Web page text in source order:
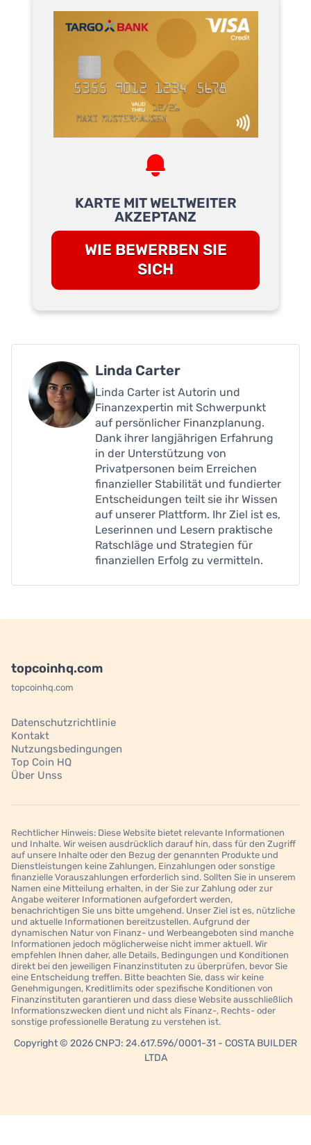
KARTE MIT WELTWEITER
AKZEPTANZ
WIE BEWERBEN SIE
SICH
Linda Carter
Linda Carter ist Autorin und
Finanzexpertin mit Schwerpunkt
auf persönlicher Finanzplanung.
Dank ihrer langjährigen Erfahrung
in der Unterstützung von
Privatpersonen beim Erreichen
finanzieller Stabilität und fundierter
Entscheidungen teilt sie ihr Wissen
auf unserer Plattform. Ihr Ziel ist es,
Leserinnen und Lesern praktische
Ratschläge und Strategien für
finanziellen Erfolg zu vermitteln.
topcoinhq.com
topcoinhq.com
Datenschutzrichtlinie
Kontakt
Nutzungsbedingungen
Top Coin HQ
Über Unss
Rechtlicher Hinweis: Diese Website bietet relevante Informationen
und Inhalte. Wir weisen ausdrücklich darauf hin, dass für den Zugriff
auf unsere Inhalte oder den Bezug der genannten Produkte und
Dienstleistungen keine Zahlungen, Einzahlungen oder sonstige
finanzielle Vorauszahlungen erforderlich sind. Sollten Sie in unserem
Namen eine Mitteilung erhalten, in der Sie zur Zahlung oder zur
Angabe weiterer Informationen aufgefordert werden,
benachrichtigen Sie uns bitte umgehend. Unser Ziel ist es, nützliche
und aktuelle Informationen bereitzustellen. Aufgrund der
dynamischen Natur von Finanz- und Werbeangeboten sind manche
Informationen jedoch möglicherweise nicht immer aktuell. Wir
empfehlen Ihnen daher, alle Details, Bedingungen und Konditionen
direkt bei den jeweiligen Finanzinstituten zu überprüfen, bevor Sie
eine Entscheidung treffen. Bitte beachten Sie, dass wir keine
Genehmigungen, Kreditlimits oder spezifische Konditionen von
Finanzinstituten garantieren und dass diese Website ausschließlich
Informationszwecken dient und nicht als Finanz-, Rechts- oder
sonstige professionelle Beratung zu verstehen ist.
Copyright © 2026 CNPJ: 24.617.596/0001-31 - COSTA BUILDER
LTDA